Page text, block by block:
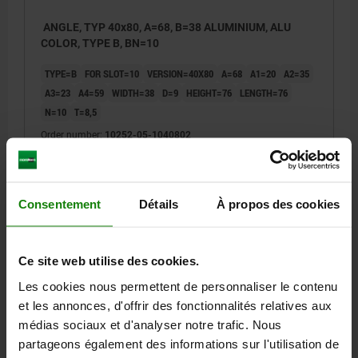
Consentement Détails À propos des cookies
Ce site web utilise des cookies.
Les cookies nous permettent de personnaliser le contenu
et les annonces, d'offrir des fonctionnalités relatives aux
médias sociaux et d'analyser notre trafic. Nous
partageons également des informations sur l'utilisation de
ANGLE, TYP 40x80, A=68, B=38 ALUMINIUM, ALU
COLOR, TYPE B, BN=10
TYPE=B FOR SLOT=10 VERSION=40X80 A=68 A1=20
A2=35
A3=23
A4=59 WIDTH=38 D=9 HEIGHT=76
LENGTH=76
N=10 T=8,5
Order number: 10252-05-1040802